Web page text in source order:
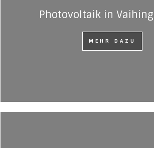
Photovoltaik in
MEHR DAZU